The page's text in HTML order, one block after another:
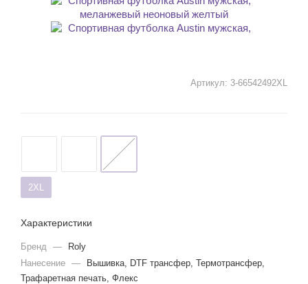
Артикул: 3-66542492XL
2XL
Характеристики
Бренд —
Roly
Нанесение —
Вышивка, DTF трансфер, Термотрансфер,
Трафаретная печать, Флекс